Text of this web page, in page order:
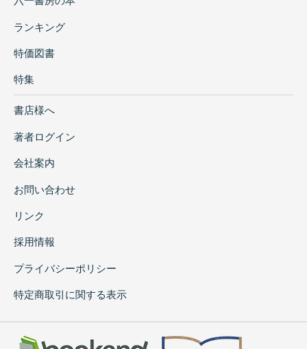
ランキング
特価図書
特集
書店様へ
著者ログイン
会社案内
お問い合わせ
リンク
採用情報
プライバシーポリシー
特定商取引に関する表示